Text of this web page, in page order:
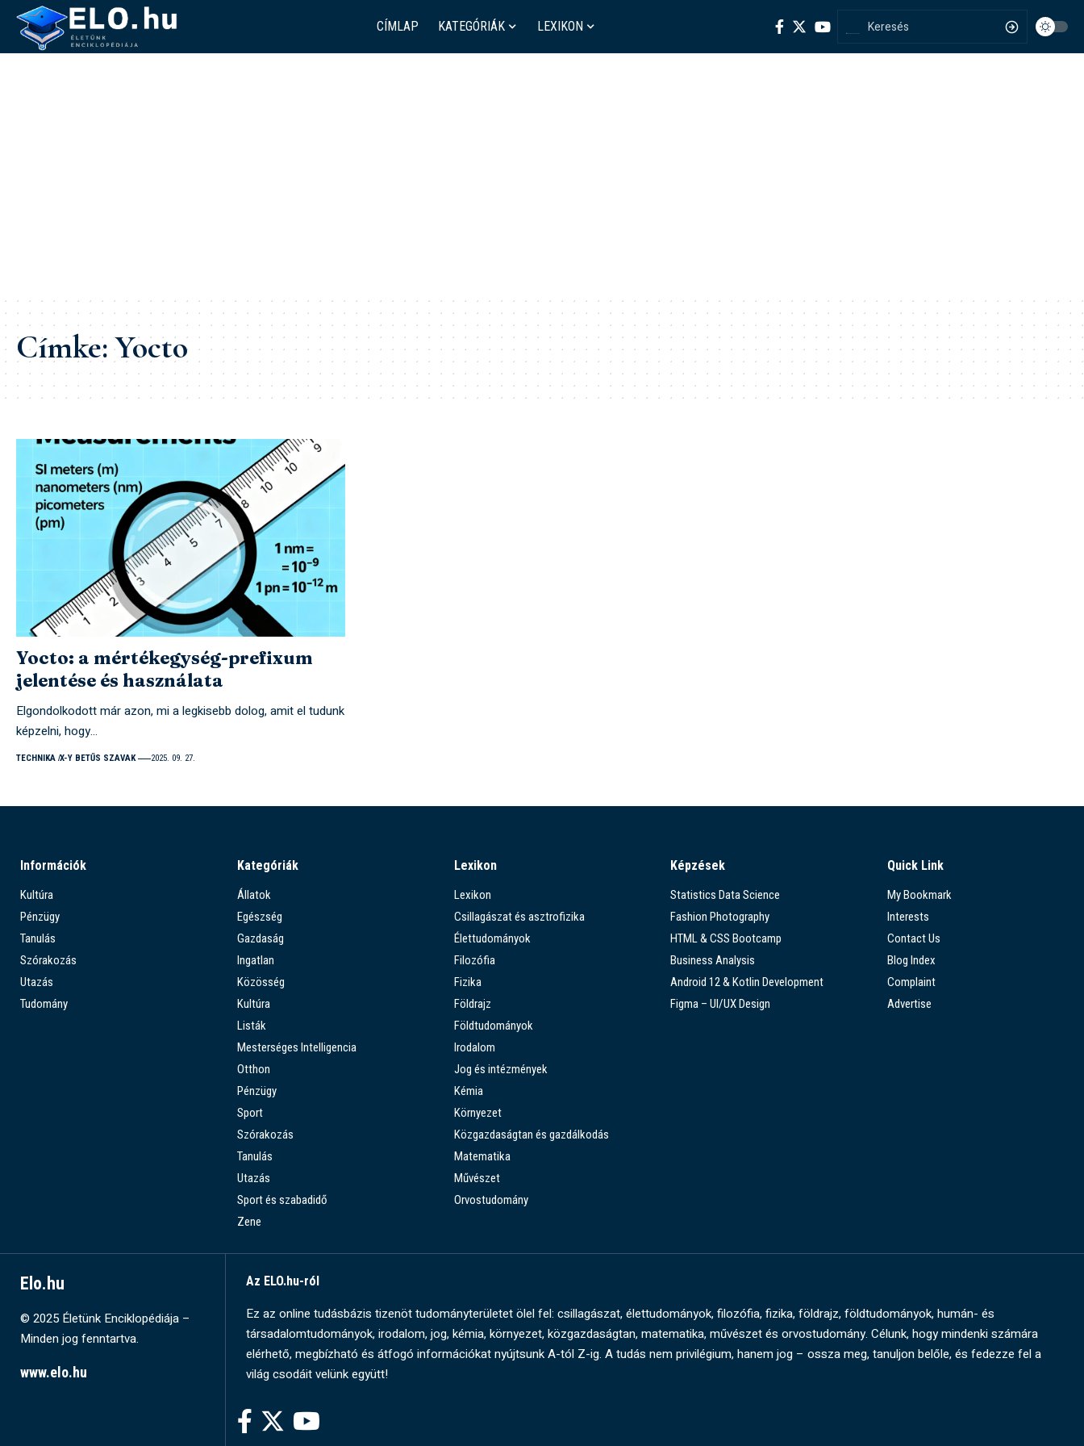
CÍMLAP KATEGÓRIÁK LEXIKON
Címke:Yocto
Yocto: a mértékegység-prefixum
jelentése és használata
Elgondolkodott már azon, mi a legkisebb dolog, amit el tudunk
képzelni, hogy…
TECHNIKA X-Y BETŰS SZAVAK 2025. 09. 27.
Információk
Kultúra
Pénzügy
Tanulás
Szórakozás
Utazás
Tudomány
Kategóriák
Állatok
Egészség
Gazdaság
Ingatlan
Közösség
Kultúra
Listák
Mesterséges Intelligencia
Otthon
Pénzügy
Sport
Szórakozás
Tanulás
Utazás
Sport és szabadidő
Zene
Lexikon
Lexikon
Csillagászat és asztrofizika
Élettudományok
Filozófia
Fizika
Földrajz
Földtudományok
Irodalom
Jog és intézmények
Kémia
Környezet
Közgazdaságtan és gazdálkodás
Matematika
Művészet
Orvostudomány
Képzések
Statistics Data Science
Fashion Photography
HTML & CSS Bootcamp
Business Analysis
Android 12 & Kotlin Development
Figma – UI/UX Design
Quick Link
My Bookmark
Interests
Contact Us
Blog Index
Complaint
Advertise
Elo.hu
© 2025 Életünk Enciklopédiája –
Minden jog fenntartva.
www.elo.hu
Az ELO.hu-ról
Ez az online tudásbázis tizenöt tudományterületet ölel fel: csillagászat, élettudományok, filozófia, fizika, földrajz, földtudományok, humán- és
társadalomtudományok, irodalom, jog, kémia, környezet, közgazdaságtan, matematika, művészet és orvostudomány. Célunk, hogy mindenki számára
elérhető, megbízható és átfogó információkat nyújtsunk A-tól Z-ig. A tudás nem privilégium, hanem jog – ossza meg, tanuljon belőle, és fedezze fel a
világ csodáit velünk együtt!